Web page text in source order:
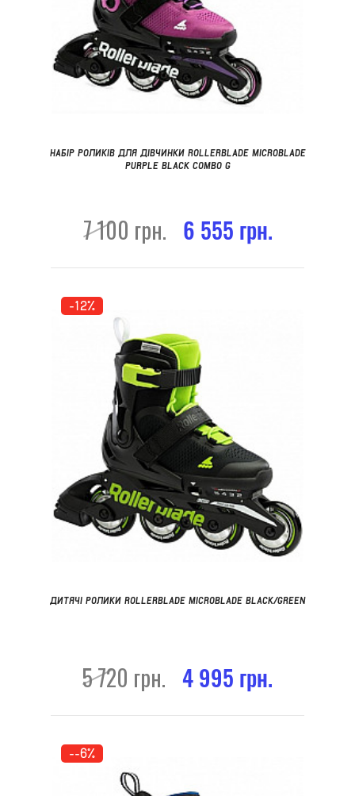
НАБІР РОЛИКІВ ДЛЯ ДІВЧИНКИ ROLLERBLADE MICROBLADE
PURPLE BLACK COMBO G
7 100 грн. 6 555 грн.
-12%
ДИТЯЧІ РОЛИКИ ROLLERBLADE MICROBLADE BLACK/GREEN
5 720 грн. 4 995 грн.
--6%